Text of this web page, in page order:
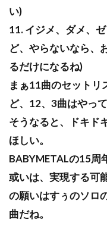
い)
11. イジメ、ダメ、
ど、やらないなら、
るだけになるね)
まぁ11曲のセットリ
ど、12、3曲はやっ
そうなると、ドキド
ほしい。
BABYMETALの15周
或いは、実現する可
の願いはすぅのソロ
曲だね。